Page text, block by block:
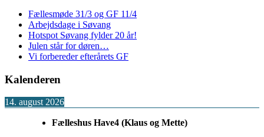
Fællesmøde 31/3 og GF 11/4
Arbejdsdage i Søvang
Hotspot Søvang fylder 20 år!
Julen står for døren…
Vi forbereder efterårets GF
Kalenderen
14. august 2026
Fælleshus Have4 (Klaus og Mette)